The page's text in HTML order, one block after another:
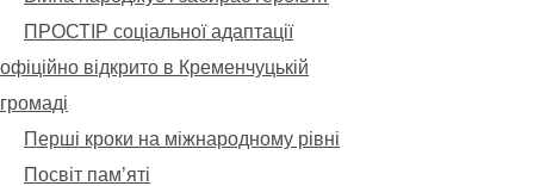
ПРОСТІР соціальної адаптації
офіційно відкрито в Кременчуцькій
громаді
Перші кроки на міжнародному рівні
Посвіт пам’яті